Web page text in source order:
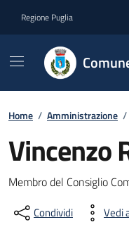
Regione Puglia
Home / Amministrazione /
Vincenzo
Dettagli del
Membro del Consiglio
Condividi Vedi